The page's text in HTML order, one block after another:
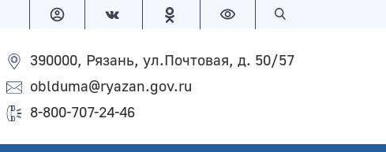
Версия для слабовидящих
390000, Рязань, ул.Почтовая, д. 50/57
oblduma@ryazan.gov.ru
8-800-707-24-46